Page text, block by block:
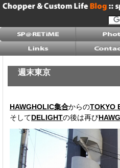
週末東京
HAWGHOLIC集合からのTOKYO
そしてDELIGHTの後は再び